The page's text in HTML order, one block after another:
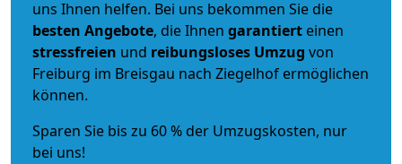
uns Ihnen helfen. Bei uns bekommen Sie die
besten Angebote, die Ihnen garantiert einen
stressfreien und reibungsloses Umzug von
Freiburg im Breisgau nach Ziegelhof ermöglichen
können.
Sparen Sie bis zu 60 % der Umzugskosten, nur
bei uns!